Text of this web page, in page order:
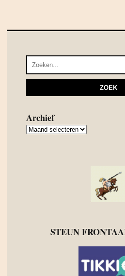
Archief
Archief
STEUN